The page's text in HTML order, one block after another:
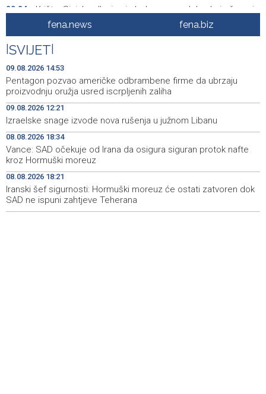
20:24
Krišto: Sinjska alka je simbol ponosa, slobode i očuvanja
20:00 Announcement of events for Monday, 10 August 2026
19:50
BiH among notable participants at CIGRE Paris meeting,
with AI and energy transition in focus
19:35 Bentbaša Cliff Diving 2026 held in Sarajevo
19:20
FBiH lacks consolidated data on withdrawn and
destroyed meat, 40 violations found
19:00 Najave događaja za 10. 8. 2026. godine (ponedjeljak)
fena.news fena.biz
SVIJET
09.08.2026 14:53
Pentagon pozvao američke odbrambene firme da ubrzaju
proizvodnju oružja usred iscrpljenih zaliha
09.08.2026 12:21
Izraelske snage izvode nova rušenja u južnom Libanu
08.08.2026 18:34
Vance: SAD očekuje od Irana da osigura siguran protok nafte
kroz Hormuški moreuz
08.08.2026 18:21
Iranski šef sigurnosti: Hormuški moreuz će ostati zatvoren dok
SAD ne ispuni zahtjeve Teherana